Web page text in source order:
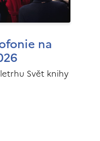
na
Svět knihy